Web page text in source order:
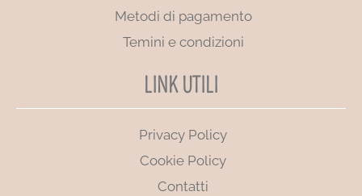
Metodi di pagamento
Temini e condizioni
LINK UTILI
Privacy Policy
Cookie Policy
Contatti